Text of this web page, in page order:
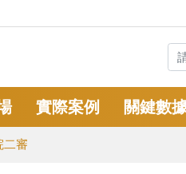
實際案例 關鍵數
二審